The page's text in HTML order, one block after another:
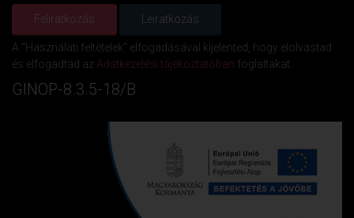
A "Használati feltételek" elfogadásával kijelented, hogy elolvastad
és elfogadtad az Adatkezelési tájékoztatóban foglaltakat.
GINOP-8.3.5-18/B